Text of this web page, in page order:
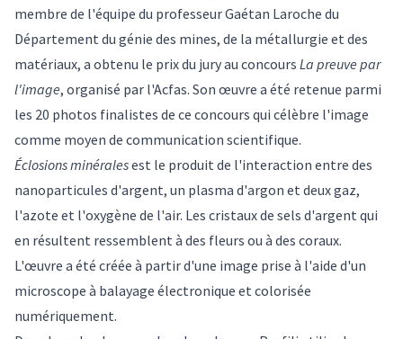
membre de l'équipe du professeur Gaétan Laroche du
Département du génie des mines, de la métallurgie et des
matériaux, a obtenu le prix du jury au concours La preuve par
l'image, organisé par l'Acfas. Son œuvre a été retenue parmi
les 20 photos finalistes de ce concours qui célèbre l'image
comme moyen de communication scientifique.
Éclosions minéralesest le produit de l'interaction entre des
nanoparticules d'argent, un plasma d'argon et deux gaz,
l'azote et l'oxygène de l'air. Les cristaux de sels d'argent qui
en résultent ressemblent à des fleurs ou à des coraux.
L'œuvre a été créée à partir d'une image prise à l'aide d'un
microscope à balayage électronique et colorisée
numériquement.